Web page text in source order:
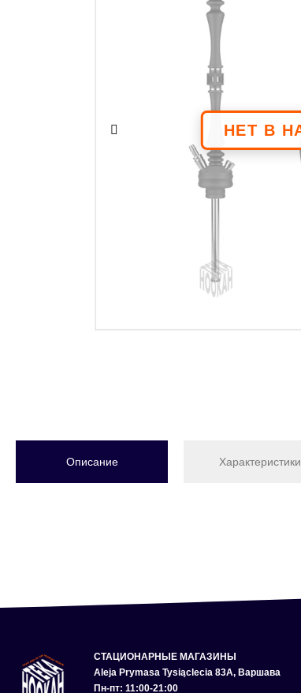
Описание Характеристики
СТАЦИОНАРНЫЕ МАГАЗИНЫ
Aleja Prymasa Tysiąclecia 83A, Варшава
Пн-пт: 11:00-21:00